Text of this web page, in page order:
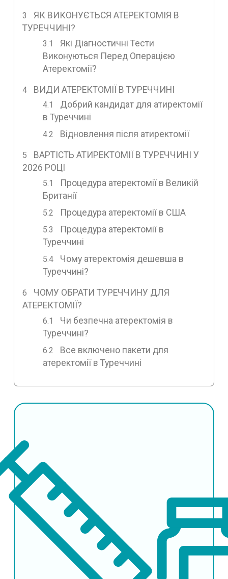
ЯК ВИКОНУЄТЬСЯ АТЕРЕКТОМІЯ В
ТУРЕЧЧИНІ?
Які Діагностичні Тести
Виконуються Перед Операцією
Атеректомії?
ВИДИ АТЕРЕКТОМІЇ В ТУРЕЧЧИНІ
Добрий кандидат для атиректомії
в Туреччині
Відновлення після атиректомії
ВАРТІСТЬ АТИРЕКТОМІЇ В ТУРЕЧЧИНІ У
2026 РОЦІ
Процедура атеректомії в Великій
Британії
Процедура атеректомії в США
Процедура атеректомії в
Туреччині
Чому атеректомія дешевша в
Туреччині?
ЧОМУ ОБРАТИ ТУРЕЧЧИНУ ДЛЯ
АТЕРЕКТОМІЇ?
Чи безпечна атеректомія в
Туреччині?
Все включено пакети для
атеректомії в Туреччині